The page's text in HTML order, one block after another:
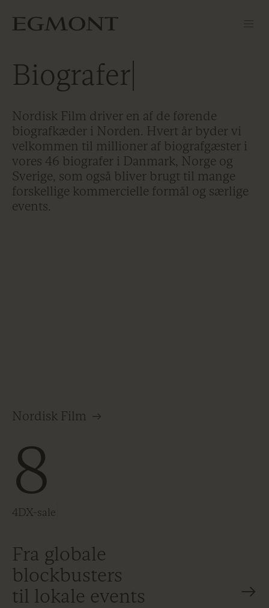
Biografer
Nordisk Film driver en af de førende
biografkæder i Norden. Hvert år byder vi
velkommen til millioner af biografgæster i
vores 46 biografer i Danmark, Norge og
Sverige, som også bliver brugt til mange
forskellige kommercielle formål og særlige
events.
Nordisk Film →
8
4DX-sale
Fra globale
blockbusters
til lokale events